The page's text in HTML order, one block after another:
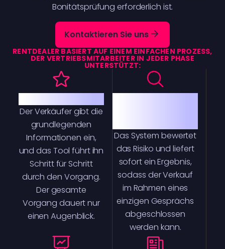
Bonitätsprüfung erforderlich ist.
Kontaktieren Sie uns
RENTDEALER BASIERT AUF EINEM EINFACHEN PROZESS,
DER VERTRIEBSMITARBEITER IN JEDER PHASE
UNTERSTÜTZT:
Der Verkäufer gibt die
grundlegenden
Informationen ein,
und das Tool führt ihn
Schritt für Schritt
durch den Vorgang.
Der gesamte
Vorgang dauert nur
einen Augenblick.
Das System bewertet
das Risiko und liefert
sofort ein Ergebnis,
sodass der Verkauf
im Rahmen eines
einzigen Gesprächs
abgeschlossen
werden kann.